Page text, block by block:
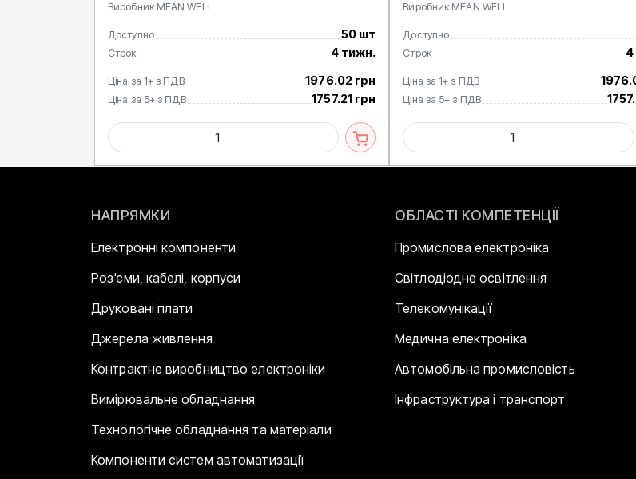
Виробник MEAN WELL
Доступно 50 шт
Строк 4 тижн.
Ціна за 1+ з ПДВ 1976.02 грн
Ціна за 5+ з ПДВ 1757.21 грн
Виробник MEAN WELL
Доступно
Строк 4
Ціна за 1+ з ПДВ
Ціна за 5+ з ПДВ
НАПРЯМКИ
Електронні компоненти
Роз'єми, кабелі, корпуси
Друковані плати
Джерела живлення
Контрактне виробництво електроніки
Вимірювальне обладнання
Технологічне обладнання та матеріали
Компоненти систем автоматизації
ОБЛАСТІ КОМПЕТЕНЦІЇ
Промислова електроніка
Світлодіодне освітлення
Телекомунікації
Медична електроніка
Автомобільна промисловість
Інфраструктура і транспорт